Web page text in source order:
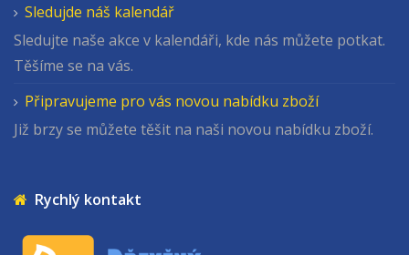
Sledujde náš kalendář
Sledujte naše akce v kalendáři, kde nás můžete potkat.
Těšíme se na vás.
Připravujeme pro vás novou nabídku zboží
Již brzy se můžete těšit na naši novou nabídku zboží.
Rychlý kontakt